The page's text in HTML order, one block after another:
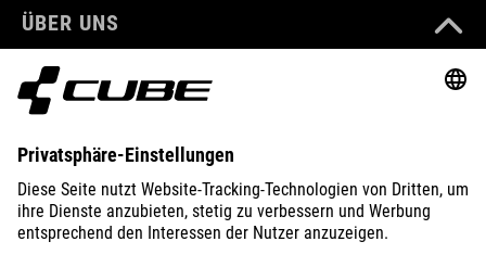
ÜBER UNS
ENTDECKEN